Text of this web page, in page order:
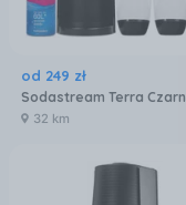
od 249 zł
32 km